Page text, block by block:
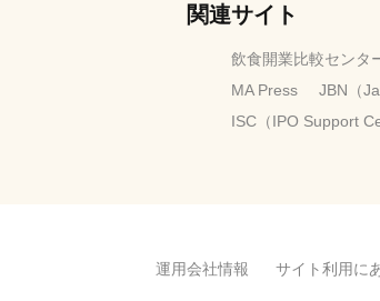
関連サイト
飲食開業比較センタ
MA Press
JBN（
ISC（IPO Support
運用会社情報 サイト利用に